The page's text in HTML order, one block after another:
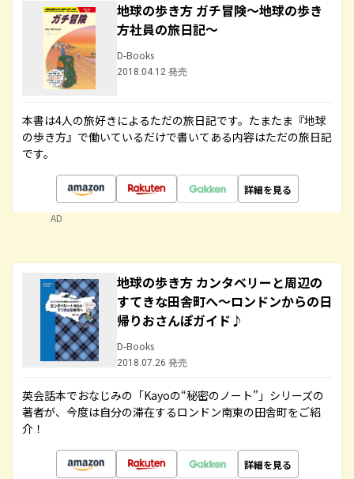
地球の歩き方 ガチ冒険～地球の歩き
方社員の旅日記～
D-Books
2018.04.12 発売
本書は4人の旅好きによるただの旅日記です。たまたま『地球
の歩き方』で働いているだけで書いてある内容はただの旅日記
です。
詳細を見る
AD
地球の歩き方 カンタベリーと周辺の
すてきな田舎町へ～ロンドンからの日
帰りおさんぽガイド♪
D-Books
2018.07.26 発売
英会話本でおなじみの「Kayoの“秘密のノート”」シリーズの
著者が、今度は自分の滞在するロンドン南東の田舎町をご紹
介！
詳細を見る